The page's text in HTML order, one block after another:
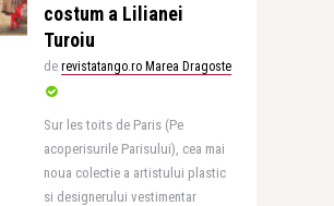
costum a Lilianei
Turoiu
de revistatango.ro Marea Dragoste
Sur les toits de Paris (Pe
acoperisurile Parisului), cea mai
noua colectie a artistului plastic
si designerului vestimentar